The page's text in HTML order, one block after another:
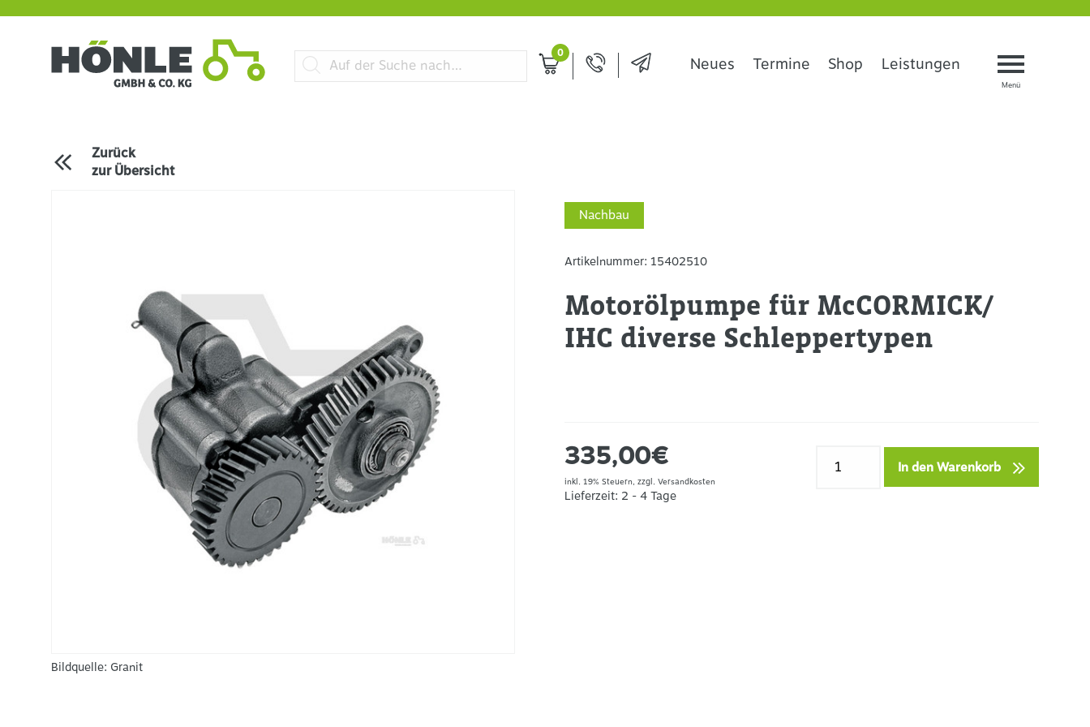
0
Neues Termine Shop Leistungen
Zurück
zur Übersicht
Bildquelle: Granit
Nachbau
Artikelnummer: 15402510
Motorölpumpe für McCORMICK/
IHC diverse Schleppertypen
335,00€
inkl. 19% Steuern, zzgl.Versandkosten
Lieferzeit: 2 - 4 Tage